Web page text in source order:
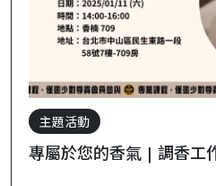
主題活動
專屬於您的香氣 | 調香工